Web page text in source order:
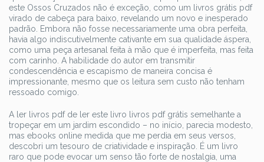
este Ossos Cruzados não é exceção, como um livros grátis pdf
virado de cabeça para baixo, revelando um novo e inesperado
padrão. Embora não fosse necessariamente uma obra perfeita,
havia algo indiscutivelmente cativante em sua qualidade áspera,
como uma peça artesanal feita à mão que é imperfeita, mas feita
com carinho. A habilidade do autor em transmitir
condescendência e escapismo de maneira concisa é
impressionante, mesmo que os leitura sem custo não tenham
ressoado comigo.
A ler livros pdf de ler este livro livros pdf grátis semelhante a
tropeçar em um jardim escondido – no início, parecia modesto,
mas ebooks online medida que me perdia em seus versos,
descobri um tesouro de criatividade e inspiração. É um livro
raro que pode evocar um senso tão forte de nostalgia, uma